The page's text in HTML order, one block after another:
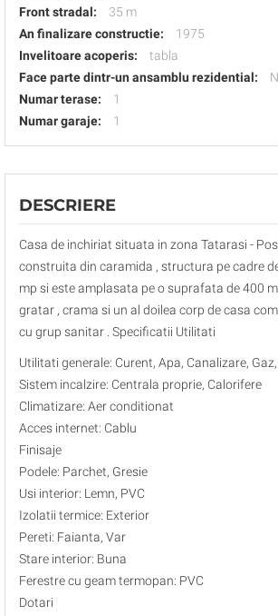
Front stradal:
35 m
An finalizare constructie:
1975
Invelitoare acoperis:
tabla
Face parte dintr-un ansamblu rezidential:
Numar terase:
1
Numar garaje:
1
DESCRIERE
Casa de inchiriat situata in zona Tatarasi -
construita din caramida , structura pe cadre
mp si este amplasata pe o suprafata de 400
gratar , crama si un al doilea corp de casa
cu grup sanitar . Specificatii Utilitati
Utilitati generale: Curent, Apa, Canalizare, Gaz,
Sistem incalzire: Centrala proprie, Calorifere
Climatizare: Aer conditionat
Acces internet: Cablu
Finisaje
Podele: Parchet, Gresie
Usi interior: Lemn, PVC
Izolatii termice: Exterior
Pereti: Faianta, Var
Stare interior: Buna
Ferestre cu geam termopan: PVC
Dotari